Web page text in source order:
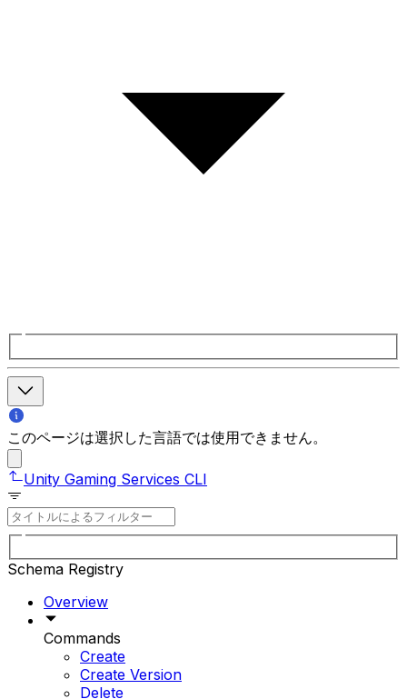
このページは選択した言語では使用できません。
Unity Gaming Services CLI
Schema Registry
Overview
Commands
Create
Create Version
Delete